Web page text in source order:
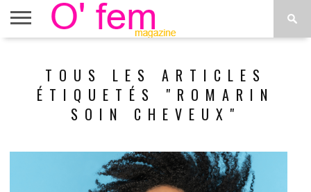
ÉTOILES
MENUS
TOUS LES ARTICLES
ÉTIQUETÉS "ROMARIN
SOIN CHEVEUX"